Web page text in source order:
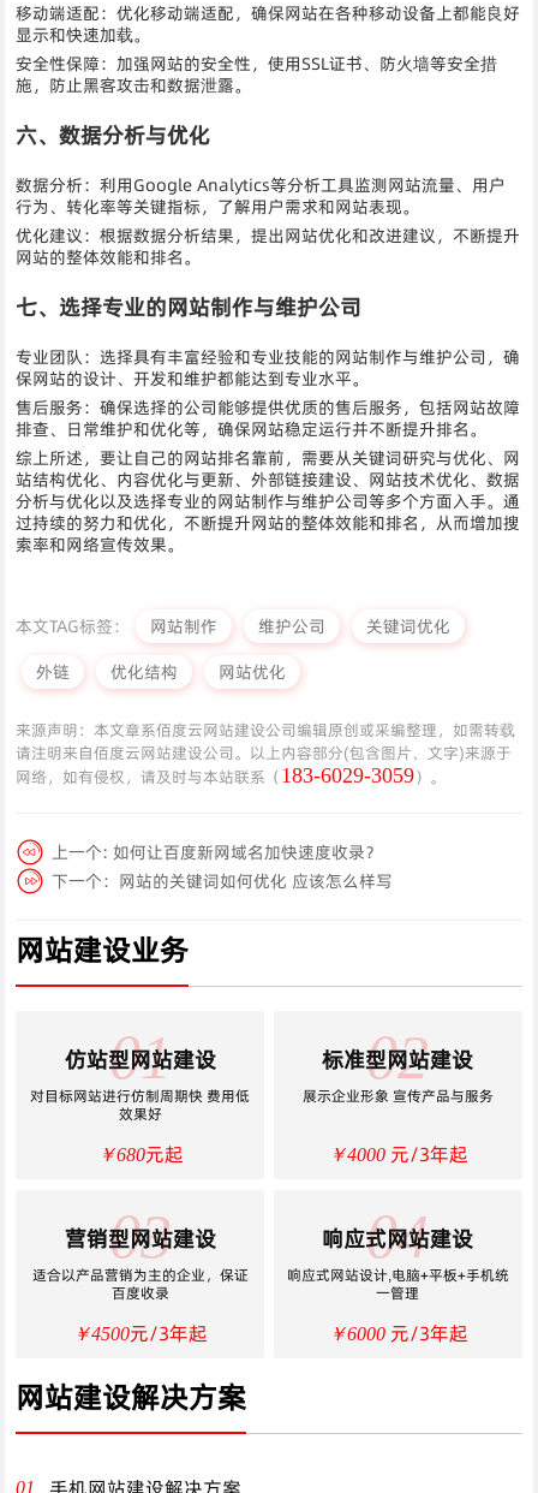
移动端适配：优化移动端适配，确保网站在各种移动设备上都能良好
显示和快速加载。
安全性保障：加强网站的安全性，使用SSL证书、防火墙等安全措
施，防止黑客攻击和数据泄露。
六、数据分析与优化
数据分析：利用Google Analytics等分析工具监测网站流量、用户
行为、转化率等关键指标，了解用户需求和网站表现。
优化建议：根据数据分析结果，提出网站优化和改进建议，不断提升
网站的整体效能和排名。
七、选择专业的网站制作与维护公司
专业团队：选择具有丰富经验和专业技能的网站制作与维护公司，确
保网站的设计、开发和维护都能达到专业水平。
售后服务：确保选择的公司能够提供优质的售后服务，包括网站故障
排查、日常维护和优化等，确保网站稳定运行并不断提升排名。
综上所述，要让自己的网站排名靠前，需要从关键词研究与优化、网
站结构优化、内容优化与更新、外部链接建设、网站技术优化、数据
分析与优化以及选择专业的网站制作与维护公司等多个方面入手。通
过持续的努力和优化，不断提升网站的整体效能和排名，从而增加搜
索率和网络宣传效果。
本文TAG标签： 网站制作 维护公司
关键词优化
外链
优化结构 网站优化
来源声明：本文章系佰度云网站建设公司编辑原创或采编整理，如需转载
请注明来自佰度云网站建设公司。以上内容部分(包含图片、文字)来源于
网络，如有侵权，请及时与本站联系（ 183-6029-3059）。
上一个: 如何让百度新网域名加快速度收录？
下一个： 网站的关键词如何优化 应该怎么样写
网站建设业务
01
仿站型网站建设
对目标网站进行仿制周期快 费用低
效果好
￥680元起
02
标准型网站建设
展示企业形象 宣传产品与服务
￥4000元/3年起
03
营销型网站建设
适合以产品营销为主的企业，保证
百度收录
￥4500元/3年起
04
响应式网站建设
响应式网站设计,电脑+平板+手机统
一管理
￥6000元/3年起
网站建设解决方案
01